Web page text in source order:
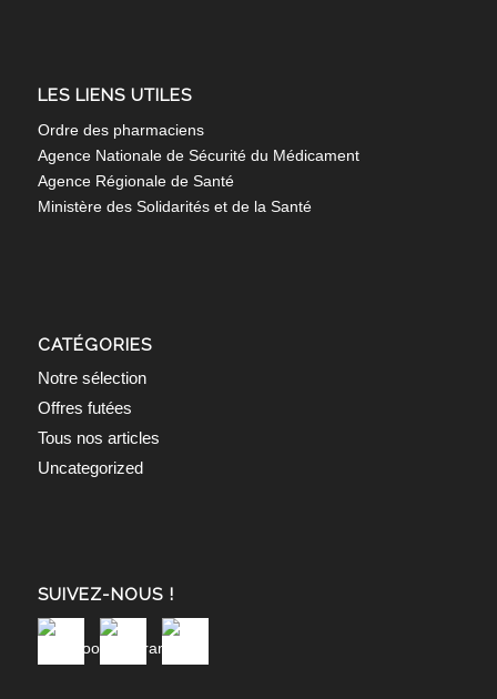
LES LIENS UTILES
Ordre des pharmaciens
Agence Nationale de Sécurité du Médicament
Agence Régionale de Santé
Ministère des Solidarités et de la Santé
CATÉGORIES
Notre sélection
Offres futées
Tous nos articles
Uncategorized
SUIVEZ-NOUS !